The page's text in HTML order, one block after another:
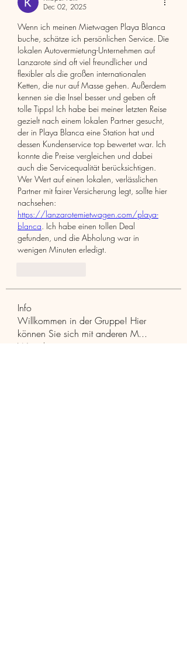
Dec 02, 2025
Wenn ich meinen Mietwagen Playa Blanca
buche, schätze ich persönlichen Service. Die
lokalen Autovermietung-Unternehmen auf
Lanzarote sind oft viel freundlicher und
flexibler als die großen internationalen
Ketten, die nur auf Masse gehen. Außerdem
kennen sie die Insel besser und geben oft
tolle Tipps! Ich habe bei meiner letzten Reise
gezielt nach einem lokalen Partner gesucht,
der in Playa Blanca eine Station hat und
dessen Kundenservice top bewertet war. Ich
konnte die Preise vergleichen und dabei
auch die Servicequalität berücksichtigen.
Wer Wert auf einen lokalen, verlässlichen
Partner mit fairer Versicherung legt, sollte hier
https://lanzarotemietwagen.com/playa-
blanca. Ich habe einen tollen Deal
gefunden, und die Abholung war in
wenigen Minuten erledigt.
Info
Willkommen in der Gruppe! Hier
können Sie sich mit anderen M...
Weiterlesen